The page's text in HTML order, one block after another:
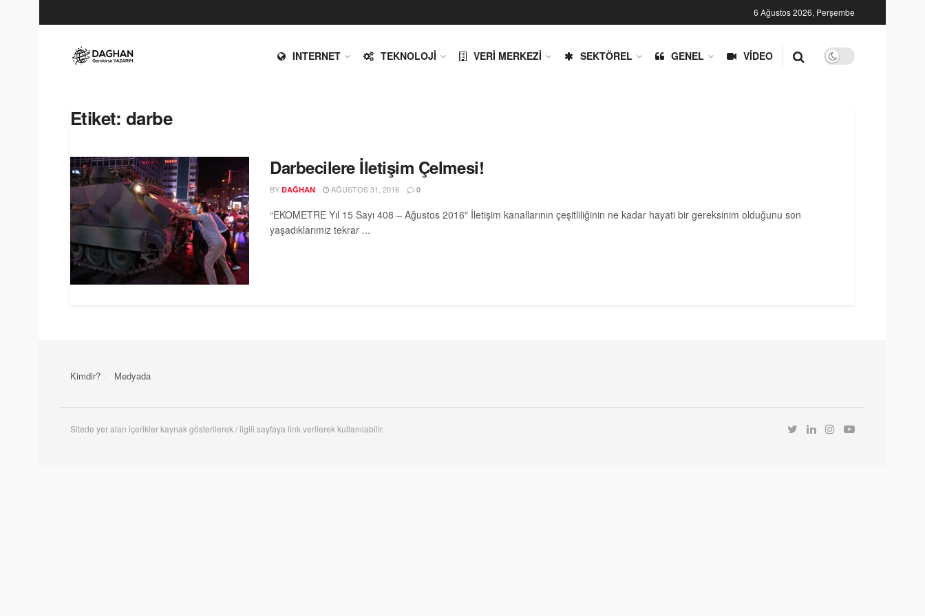
6 Ağustos 2026, Perşembe
INTERNET TEKNOLOJI VERI MERKEZI SEKTÖREL GENEL VIDEO
Etiket: darbe
Darbecilere İletişim Çelmesi!
BY DAĞHAN AĞUSTOS 31, 2016 0
“EKOMETRE Yıl 15 Sayı 408 – Ağustos 2016″ İletişim kanallarının çeşitliliğinin ne kadar hayati bir gereksinim olduğunu son
yaşadıklarımız tekrar ...
Kimdir? Medyada
Sitede yer alan içerikler kaynak gösterilerek / ilgili sayfaya link verilerek kullanılabilir.